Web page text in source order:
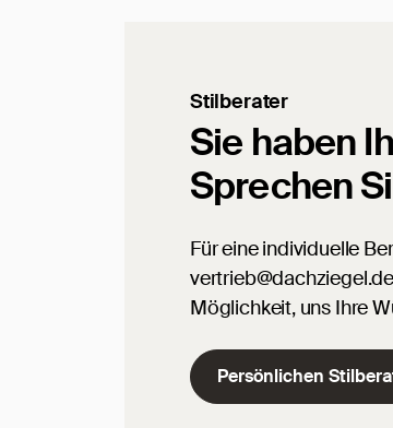
Sie haben
Sprechen
Stilberater
Für eine individuelle
Möglichkeit, uns Ihre
Persönlichen